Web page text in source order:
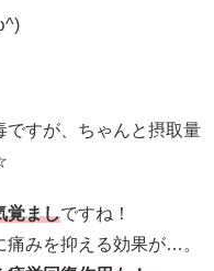
ですが、ちゃんと摂取量
覚ましですね！
痛みを抑える効果が…。